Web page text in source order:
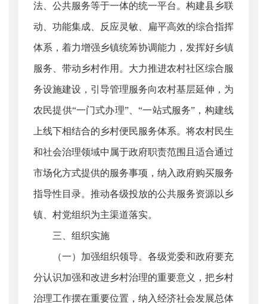
法、公共服务等于一体的统一平台。构建县乡联
动、功能集成、反应灵敏、扁平高效的综合指挥
体系，着力增强乡镇统筹协调能力，发挥好乡镇
服务、带动乡村作用。大力推进农村社区综合服
务设施建设，引导管理服务向农村基层延伸，为
农民提供“一门式办理”、“一站式服务”，构建线
上线下相结合的乡村便民服务体系。将农村民生
和社会治理领域中属于政府职责范围且适合通过
市场化方式提供的服务事项，纳入政府购买服务
指导性目录。推动各级投放的公共服务资源以乡
镇、村党组织为主渠道落实。
三、组织实施
（一）加强组织领导。各级党委和政府要充
分认识加强和改进乡村治理的重要意义，把乡村
治理工作摆在重要位置，纳入经济社会发展总体